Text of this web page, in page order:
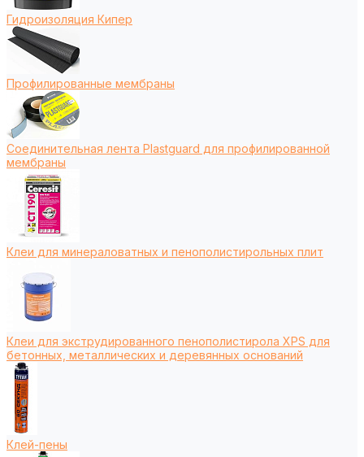
Гидроизоляция Кипер
Профилированные мембраны
Соединительная лента Plastguard для профилированной
мембраны
Клеи для минераловатных и пенополистирольных плит
Клеи для экструдированного пенополистирола XPS для
бетонных, металлических и деревянных оснований
Клей-пены